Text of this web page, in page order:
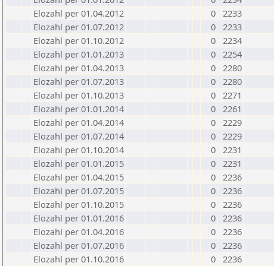
Elozahl per 01.04.2012
0 2233
Elozahl per 01.07.2012
0 2233
Elozahl per 01.10.2012
0 2234
Elozahl per 01.01.2013
0 2254
Elozahl per 01.04.2013
0 2280
Elozahl per 01.07.2013
0 2280
Elozahl per 01.10.2013
0 2271
Elozahl per 01.01.2014
0 2261
Elozahl per 01.04.2014
0 2229
Elozahl per 01.07.2014
0 2229
Elozahl per 01.10.2014
0 2231
Elozahl per 01.01.2015
0 2231
Elozahl per 01.04.2015
0 2236
Elozahl per 01.07.2015
0 2236
Elozahl per 01.10.2015
0 2236
Elozahl per 01.01.2016
0 2236
Elozahl per 01.04.2016
0 2236
Elozahl per 01.07.2016
0 2236
Elozahl per 01.10.2016
0 2236